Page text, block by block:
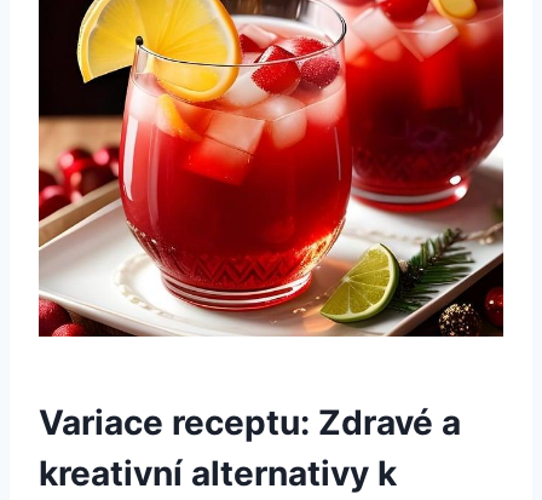
Variace receptu: Zdravé a
kreativní alternativy k